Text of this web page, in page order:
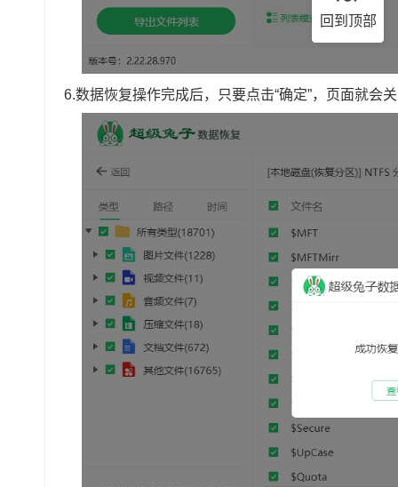
6.数据恢复操作完成后，只要点击“确定”，页面就会
回到顶部